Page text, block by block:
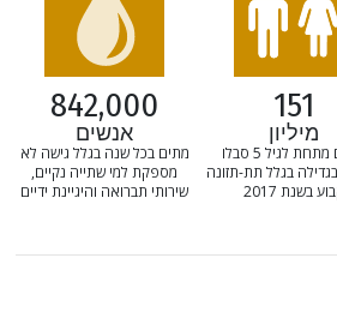
151
מיליון
ילדים מתחת לגיל 5 סבלו
בגלל תת-תזונה
בשנת 2017
842,000
אנשים
מתים בכל שנה בגלל גישה לא
מספקת למי שתייה נקיים,
שירותי תברואה והיגיינת ידיים